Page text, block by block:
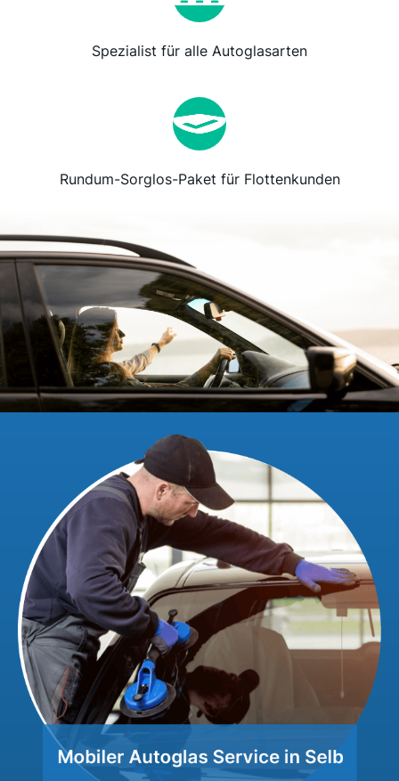
Spezialist für alle Autoglasarten
Rundum-Sorglos-Paket für Flottenkunden